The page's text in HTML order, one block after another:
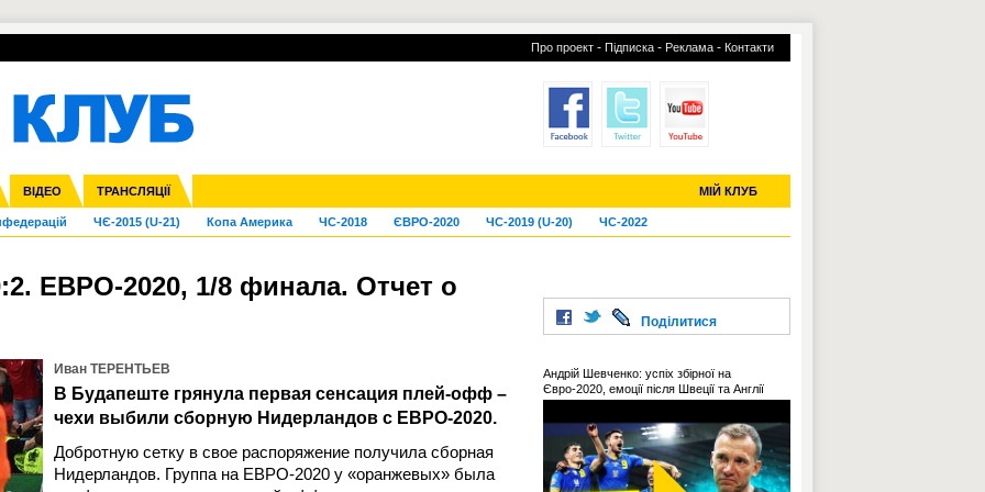
Про проект - Підписка - Реклама - Контакти
ВІДЕО ТРАНСЛЯЦІЇ МІЙ КЛУБ
ліга Кубок України Молодіжка
Ліга націй Ліга конференцій
Франція Інші
ЧЄ-2015 (U-21) Копа Америка ЧС-2018 ЄВРО-2020 ЧС-2019 (U-20) ЧС-2022
УПЛ-ПЕРЕХОДИ УСІ ТРАНСФЕРИ
ЕВРО-2020, 1/8 финала. Отчет о
Иван ТЕРЕНТЬЕВ
В Будапеште грянула первая сенсация плей-офф –
чехи выбили сборную Нидерландов с ЕВРО-2020.
Добротную сетку в свое распоряжение получила сборная
Нидерландов. Группа на ЕВРО-2020 у «оранжевых» была
Поділитися
Андрій Шевченко: успіх збірної на
Євро-2020, емоції після Швеції та Англії